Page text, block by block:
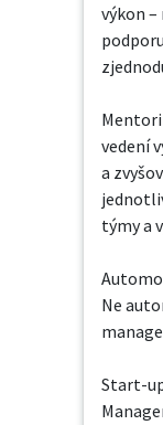
výkon
vedení
a
týmy a
Ne
Start-